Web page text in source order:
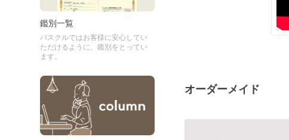
鑑別一覧
パスクルではお客様に安心してい
ただけるように、鑑別をとってい
ます。
オーダーメイド